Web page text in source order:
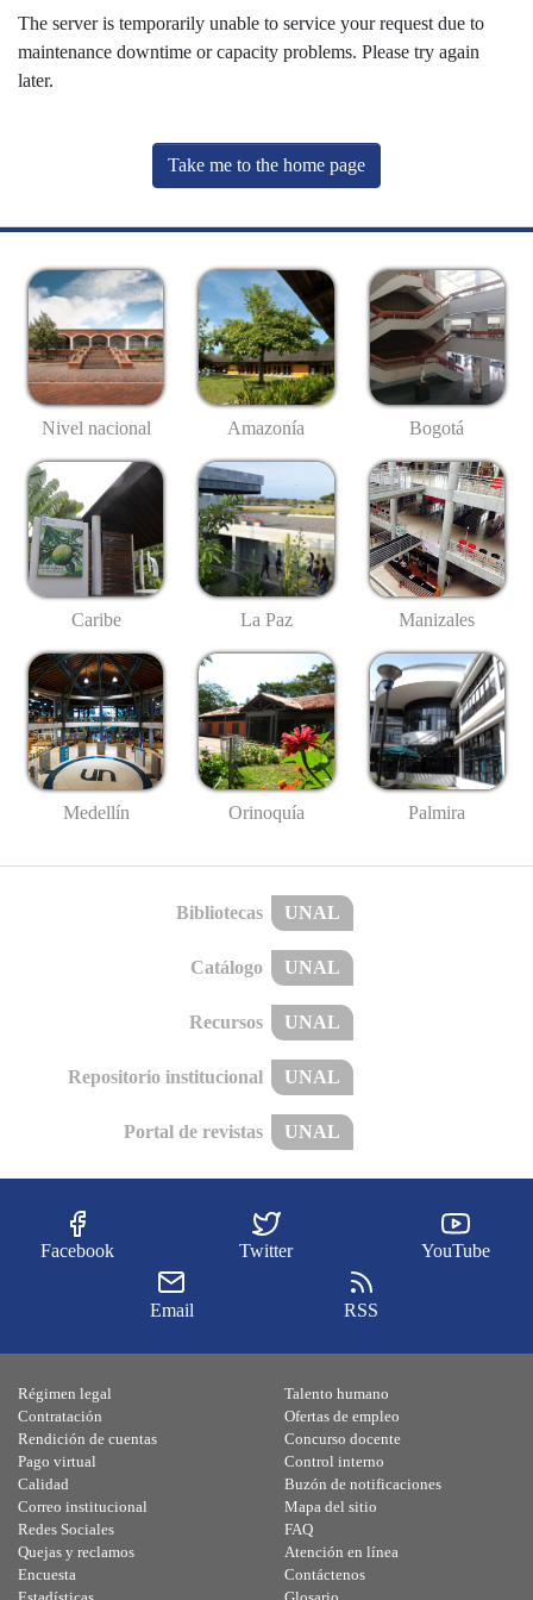
The server is temporarily unable to service your request due to
maintenance downtime or capacity problems. Please try again
later.
Take me to the home page
Nivel nacional Amazonía Bogotá
Caribe La Paz Manizales
Medellín Orinoquía Palmira
Bibliotecas UNAL
Catálogo UNAL
Recursos UNAL
Repositorio institucional UNAL
Portal de revistas UNAL
Facebook Twitter YouTube
Email RSS
Régimen legal
Contratación
Rendición de cuentas
Pago virtual
Calidad
Talento humano
Ofertas de empleo
Concurso docente
Control interno
Buzón de notificaciones
Correo institucional
Redes Sociales
Quejas y reclamos
Encuesta
Mapa del sitio
FAQ
Atención en línea
Contáctenos